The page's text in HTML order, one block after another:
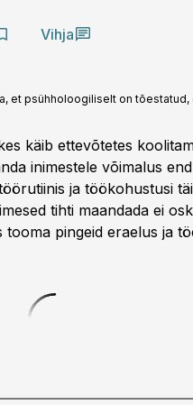
Vihja
et psühholoogiliselt on
käib ettevõtetes
inimestele võimalus
ja töökohustusi
tihti maandada ei
pingeid eraelus ja